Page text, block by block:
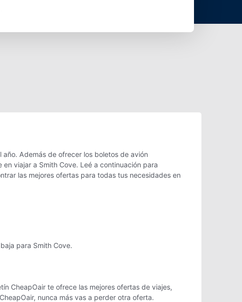
Además de ofrecer los boletos de avión
viajar a Smith Cove. Leé a continuación para
las mejores ofertas para todas tus necesidades en
para Smith Cove.
CheapOair te ofrece las mejores ofertas de viajes,
nunca más vas a perder otra oferta.